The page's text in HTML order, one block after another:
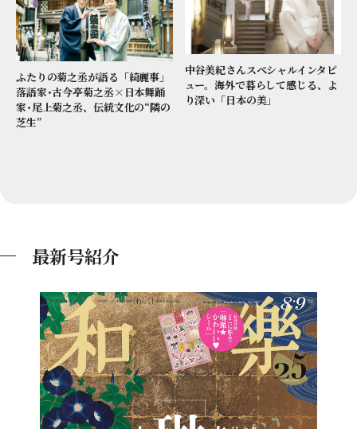
ふたりの菊之丞が語る「綺麗事」
落語家･古今亭菊之丞×日本舞踊
家･尾上菊之丞、伝統文化の“隣の
芝生”
中谷美紀さんスペシャルインタビ
ュー。海外で暮らして感じる、よ
り深い「日本の美」
最新号紹介